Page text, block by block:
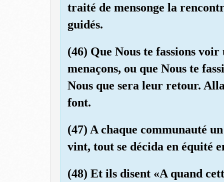
traité de mensonge la
guidés.
(46) Que Nous te fassions
menaçons, ou que Nous te
Nous que sera leur retour.
font.
(47) A chaque communauté
vint, tout se décida en équité
(48) Et ils disent «A quand